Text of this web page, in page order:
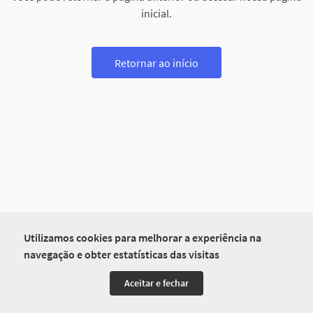
Utilizamos cookies para melhorar a experiência na
navegação e obter estatísticas das visitas
Aceitar e fechar
inicial.
Retornar ao início